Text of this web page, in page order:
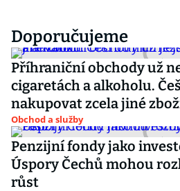
Doporučujeme
Příhraniční obchody už
cigaretách a alkoholu.
nakupovat zcela jiné
Obchod a služby
Penzijní fondy jako
Úspory Čechů mohou
růst